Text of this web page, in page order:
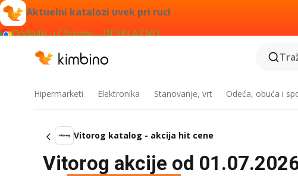
Aktuelni katalozi uvek pri ruci
Dodajte u Chrome – BESPLATNO
Hipermarketi Elektronika Stanovanje, vrt Odeća, obuća i
Vitorog katalog - akcija hit cene
Vitorog akcije od